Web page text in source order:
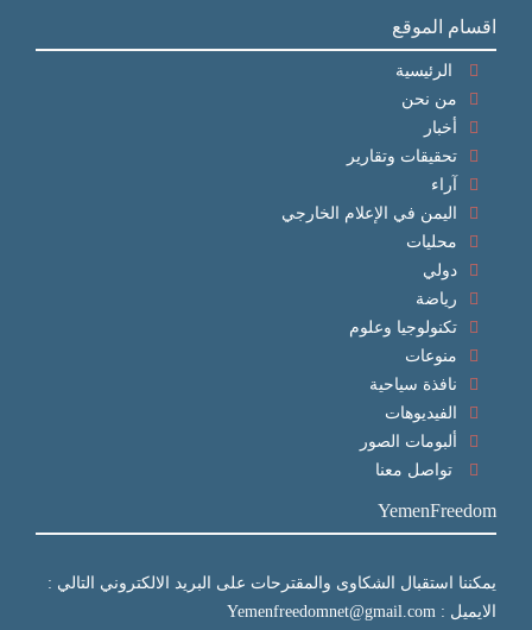
اقسام الموقع
الرئيسية
من نحن
أخبار
تحقيقات وتقارير
آراء
اليمن في الإعلام الخارجي
محليات
دولي
رياضة
تكنولوجيا وعلوم
منوعات
نافذة سياحية
الفيديوهات
ألبومات الصور
تواصل معنا
YemenFreedom
يمكننا استقبال الشكاوى والمقترحات على البريد الالكتروني التالي :
الايميل : Yemenfreedomnet@gmail.com